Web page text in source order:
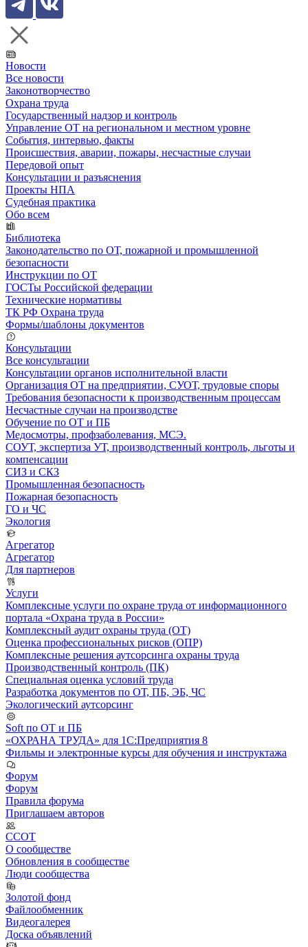
Новости
Все новости
Законотворчество
Охрана труда
Государственный надзор и контроль
Управление ОТ на региональном и местном уровне
События, интервью, факты
Происшествия, аварии, пожары, несчастные случаи
Передовой опыт
Консультации и разъяснения
Проекты НПА
Судебная практика
Обо всем
Библиотека
Законодательство по ОТ, пожарной и промышленной
безопасности
Инструкции по ОТ
ГОСТы Российской федерации
Технические нормативы
ТК РФ Охрана труда
Формы/шаблоны документов
Консультации
Все консультации
Консультации органов исполнительной власти
Организация ОТ на предприятии, СУОТ, трудовые споры
Требования безопасности к производственным процессам
Несчастные случаи на производстве
Обучение по ОТ и ПБ
Медосмотры, профзаболевания, МСЭ.
СОУТ, экспертиза УТ, производственный контроль, льготы и
компенсации
СИЗ и СКЗ
Промышленная безопасность
Пожарная безопасность
ГО и ЧС
Экология
Агрегатор
Агрегатор
Для партнеров
Услуги
Комплексные услуги по охране труда от информационного
портала «Охрана труда в России»
Комплексный аудит охраны труда (ОТ)
Оценка профессиональных рисков (ОПР)
Комплексные решения аутсорсинга охраны труда
Производственный контроль (ПК)
Специальная оценка условий труда
Разработка документов по ОТ, ПБ, ЭБ, ЧС
Экологический аутсорсинг
Soft по ОТ и ПБ
«ОХРАНА ТРУДА» для 1С:Предприятия 8
Фильмы и электронные курсы для обучения и инструктажа
Форум
Форум
Правила форума
Приглашаем авторов
ССОТ
О сообществе
Обновления в сообществе
Люди сообщества
Золотой фонд
Файлообменник
Видеогалерея
Доска объявлений